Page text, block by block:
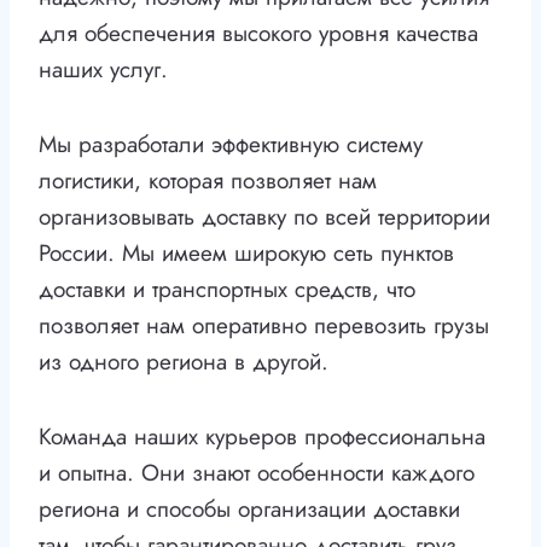
для обеспечения высокого уровня качества
наших услуг.
Мы разработали эффективную систему
логистики, которая позволяет нам
организовывать доставку по всей территории
России. Мы имеем широкую сеть пунктов
доставки и транспортных средств, что
позволяет нам оперативно перевозить грузы
из одного региона в другой.
Команда наших курьеров профессиональна
и опытна. Они знают особенности каждого
региона и способы организации доставки